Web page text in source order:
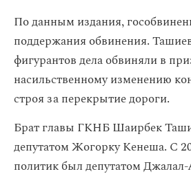
По данным издания,
поддержания обвинения.
фигурантов дела обвиняли в
насильственному изменению
строя за перекрытие дороги.
Брат главы ГКНБ Шаирбек
депутатом Жогорку Кенеша. С
политик был депутатом